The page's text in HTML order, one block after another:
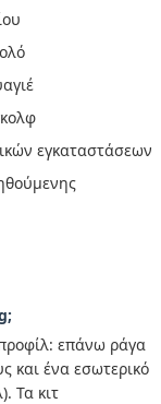
εγκαταστάσεων
επάνω ράγα
και ένα εσωτερικό
Τα κιτ